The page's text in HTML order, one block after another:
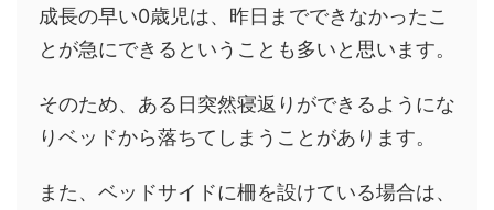
成長の早い0歳児は、昨日までできなかったこ
とが急にできるということも多いと思います。
そのため、ある日突然寝返りができるようにな
りベッドから落ちてしまうことがあります。
また、ベッドサイドに柵を設けている場合は、